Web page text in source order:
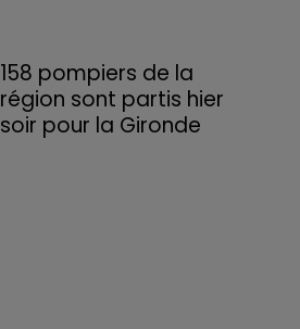
158 pompiers de la
région sont partis hier
soir pour la Gironde